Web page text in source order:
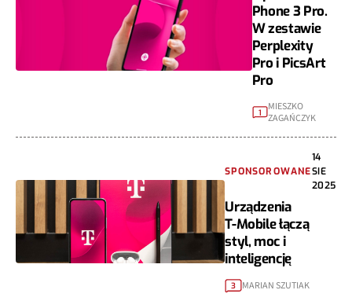
Phone 3 Pro.
W zestawie
Perplexity
Pro i PicsArt
Pro
1
MIESZKO
ZAGAŃCZYK
SPONSOROWANE
14
SIE
2025
Urządzenia
T‑Mobile łączą
styl, moc i
inteligencję
3 MARIAN SZUTIAK